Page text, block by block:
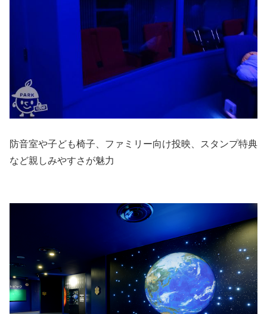
防音室や子ども椅子、ファミリー向け投映、スタンプ特典
など親しみやすさが魅力